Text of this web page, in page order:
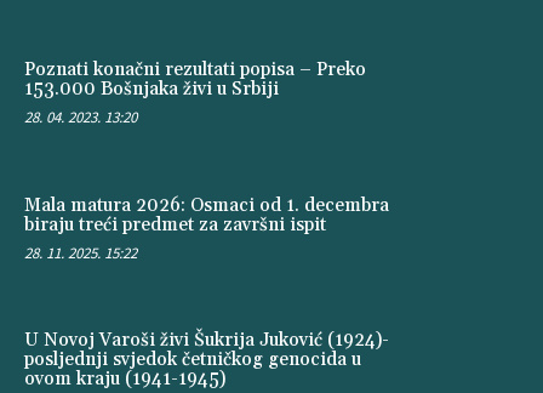
Poznati konačni rezultati popisa – Preko
153.000 Bošnjaka živi u Srbiji
28. 04. 2023. 13:20
Mala matura 2026: Osmaci od 1. decembra
biraju treći predmet za završni ispit
28. 11. 2025. 15:22
U Novoj Varoši živi Šukrija Juković (1924)-
posljednji svjedok četničkog genocida u
ovom kraju (1941-1945)